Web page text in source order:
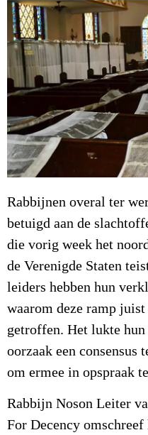
Rabbijnen overal ter
betuigd aan de
die vorig week het
de Verenigde Staten
leiders hebben hun
waarom deze ramp
getroffen. Het lukte
oorzaak een consensus
om ermee in opspraak
Rabbijn Noson Leiter
For Decency